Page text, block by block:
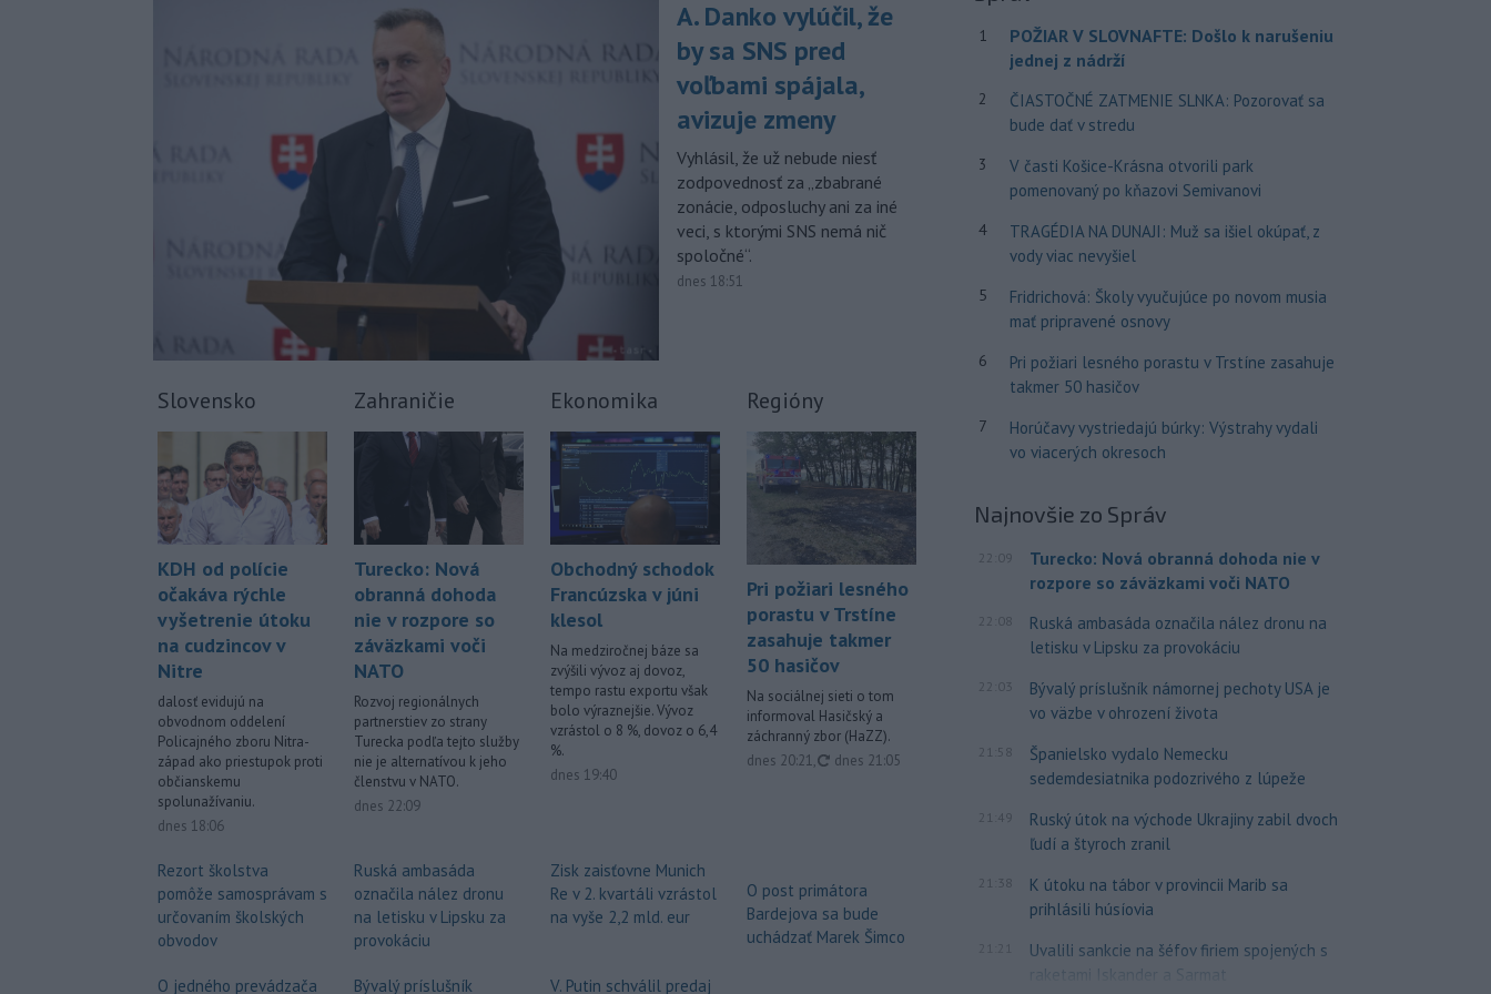
júla 2026 herečka a dlhoročná
členka Slovenského komorného
divadla (SKD) v Martine Helena
Sudická.
10:15 - Národná diaľničná
spoločnosť (NDS) ukončila výmenu
mostného záveru na ľavej strane
mosta Lanfranconi, ktorý je súčasťou
bratislavskej diaľnice D2.
Viac >
A. Danko vylúčil, že
by sa SNS pred
voľbami spájala,
avizuje zmeny
Vyhlásil, že už nebude niesť
zodpovednosť za „zbabrané
zonácie, odposluchy ani za iné
veci, s ktorými SNS nemá nič
spoločné“.
dnes 18:51
Slovensko
KDH od polície
očakáva rýchle
vyšetrenie útoku
na cudzincov v
Nitre
dalosť evidujú na
obvodnom oddelení
Policajného zboru Nitra-
západ ako priestupok proti
občianskemu
spolunažívaniu.
dnes 18:06
Rezort školstva
pomôže samosprávam s
určovaním školských
obvodov
O jedného prevádzača
Zahraničie
Turecko: Nová
obranná dohoda
nie v rozpore so
záväzkami voči
NATO
Rozvoj regionálnych
partnerstiev zo strany
Turecka podľa tejto služby
nie je alternatívou k jeho
členstvu v NATO.
dnes 22:09
Ruská ambasáda
označila nález dronu
na letisku v Lipsku za
provokáciu
Bývalý príslušník
Ekonomika
Obchodný schodok
Francúzska v júni
klesol
Na medziročnej báze sa
zvýšili vývoz aj dovoz,
tempo rastu exportu však
bolo výraznejšie. Vývoz
vzrástol o 8 %, dovoz o 6,4
%.
dnes 19:40
Zisk zaisťovne Munich
Re v 2. kvartáli vzrástol
na vyše 2,2 mld. eur
V. Putin schválil predaj
Regióny
Pri požiari lesného
porastu v Trstíne
zasahuje takmer
50 hasičov
Na sociálnej sieti o tom
informoval Hasičský a
záchranný zbor (HaZZ).
dnes 20:21, aktualizované
dnes 21:05
O post primátora
Bardejova sa bude
uchádzať Marek Šimco
1
POŽIAR V SLOVNAFTE: Došlo k narušeniu
jednej z nádrží
2
ČIASTOČNÉ ZATMENIE SLNKA: Pozorovať sa
bude dať v stredu
3
V časti Košice-Krásna otvorili park
pomenovaný po kňazovi Semivanovi
4
TRAGÉDIA NA DUNAJI: Muž sa išiel okúpať, z
vody viac nevyšiel
5
Fridrichová: Školy vyučujúce po novom musia
mať pripravené osnovy
6
Pri požiari lesného porastu v Trstíne zasahuje
takmer 50 hasičov
7
Horúčavy vystriedajú búrky: Výstrahy vydali
vo viacerých okresoch
Najnovšie zo Správ
22:09
Turecko: Nová obranná dohoda nie v
rozpore so záväzkami voči NATO
22:08
Ruská ambasáda označila nález dronu na
letisku v Lipsku za provokáciu
22:03
Bývalý príslušník námornej pechoty USA je
vo väzbe v ohrození života
21:58
Španielsko vydalo Nemecku
sedemdesiatnika podozrivého z lúpeže
21:49
Ruský útok na východe Ukrajiny zabil dvoch
ľudí a štyroch zranil
21:38
K útoku na tábor v provincii Marib sa
prihlásili húsíovia
Uvalili sankcie na šéfov firiem spojených s
raketami Iskander a Sarmat